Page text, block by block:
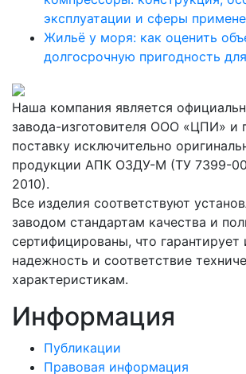
эксплуатации и сферы
Жильё у моря: как оценить
долгосрочную пригодность
Наша компания является
завода-изготовителя ООО «ЦПИ» и
поставку исключительно
продукции АПК ОЗДУ-М (ТУ 7399-
2010).
Все изделия соответствуют
заводом стандартам качества и
сертифицированы, что гарантирует
надежность и соответствие
характеристикам.
Информация
Публикации
Правовая информация